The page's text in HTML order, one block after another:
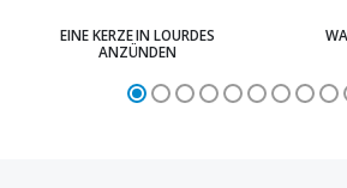
EINE KERZE IN LOURDES
ANZÜNDEN